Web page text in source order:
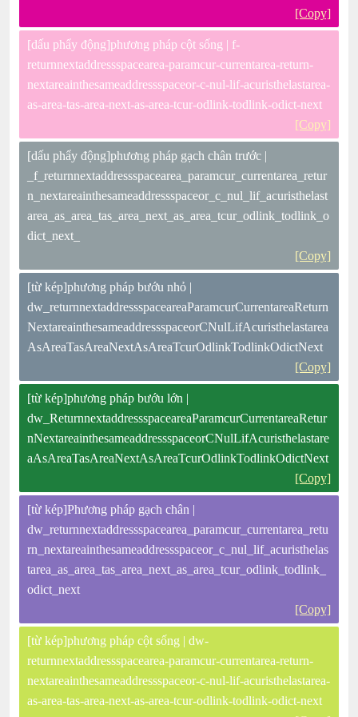
[Copy]
[dấu phẩy động]phương pháp cột sống | f-
returnnextaddressspacearea-paramcur-currentarea-return-
nextareainthesameaddressspaceor-c-nul-lif-acuristhelastarea-
as-area-tas-area-next-as-area-tcur-odlink-todlink-odict-next
[Copy]
[dấu phẩy động]phương pháp gạch chân trước |
_f_returnnextaddressspacearea_paramcur_currentarea_retur
n_nextareainthesameaddressspaceor_c_nul_lif_acuristhelast
area_as_area_tas_area_next_as_area_tcur_odlink_todlink_o
dict_next_
[Copy]
[từ kép]phương pháp bướu nhỏ |
dw_returnnextaddressspaceareaParamcurCurrentareaReturn
NextareainthesameaddressspaceorCNulLifAcuristhelastarea
AsAreaTasAreaNextAsAreaTcurOdlinkTodlinkOdictNext
[Copy]
[từ kép]phương pháp bướu lớn |
dw_ReturnnextaddressspaceareaParamcurCurrentareaRetur
nNextareainthesameaddressspaceorCNulLifAcuristhelastare
aAsAreaTasAreaNextAsAreaTcurOdlinkTodlinkOdictNext
[Copy]
[từ kép]Phương pháp gạch chân |
dw_returnnextaddressspacearea_paramcur_currentarea_retu
rn_nextareainthesameaddressspaceor_c_nul_lif_acuristhelas
tarea_as_area_tas_area_next_as_area_tcur_odlink_todlink_
odict_next
[Copy]
[từ kép]phương pháp cột sống | dw-
returnnextaddressspacearea-paramcur-currentarea-return-
nextareainthesameaddressspaceor-c-nul-lif-acuristhelastarea-
as-area-tas-area-next-as-area-tcur-odlink-todlink-odict-next